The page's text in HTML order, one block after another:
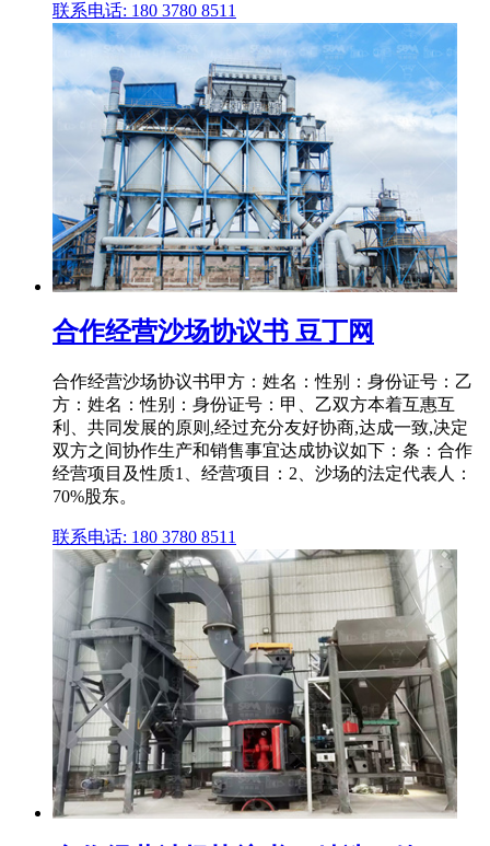
联系电话: 180 3780 8511
合作经营沙场协议书 豆丁网
合作经营沙场协议书甲方：姓名：性别：身份证号：乙
方：姓名：性别：身份证号：甲、乙双方本着互惠互
利、共同发展的原则,经过充分友好协商,达成一致,决定
双方之间协作生产和销售事宜达成协议如下：条：合作
经营项目及性质1、经营项目：2、沙场的法定代表人：
70%股东。
联系电话: 180 3780 8511